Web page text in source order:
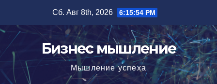
содержимому
Сб. Авг 8th, 2026 6:15:55 PM
Бизнес мышление
Мышление успеха